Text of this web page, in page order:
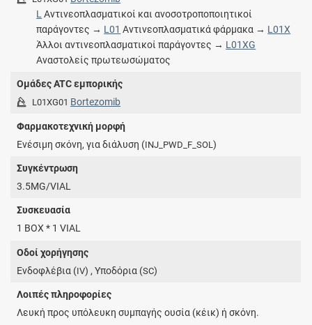
L Αντινεοπλασματικοί και ανοσοτροποποιητικοί
παράγοντες → L01 Αντινεοπλασματικά φάρμακα → L01X
Άλλοι αντινεοπλασματικοί παράγοντες → L01XG
Αναστολείς πρωτεωσώματος
Ομάδες ATC εμπορικής
L01XG01 Bortezomib
Φαρμακοτεχνική μορφή
Ενέσιμη σκόνη, για διάλυση (INJ_PWD_F_SOL)
Συγκέντρωση
3.5MG/VIAL
Συσκευασία
1 BOX * 1 VIAL
Οδοί χορήγησης
Ενδοφλέβια (IV) , Υποδόρια (SC)
Λοιπές πληροφορίες
Λευκή προς υπόλευκη συμπαγής ουσία (κέικ) ή σκόνη.